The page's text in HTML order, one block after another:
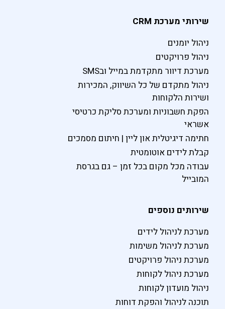
שירותי מערכת CRM
ניהול יומנים
ניהול פרויקטים
מערכת דיוור מתקדמת במייל ובSMS
ניהול מתקדם של כל השיווק, המכירות
ושירות הלקוחות
הפקת חשבוניות ומערכת סליקת כרטיסי
אשראי
חתימה דיגיטלית און ליין | חיתום מסמכים
קבלת לידים אוטומטית
עבודה מכל מקום בכל זמן – גם בגרסת
המובייל
שירותים נוספים
מערכת לניהול לידים
מערכת לניהול משימות
מערכת ניהול פרויקטים
מערכת ניהול לקוחות
ניהול מועדון לקוחות
תוכנה לניהול והפקת דוחות